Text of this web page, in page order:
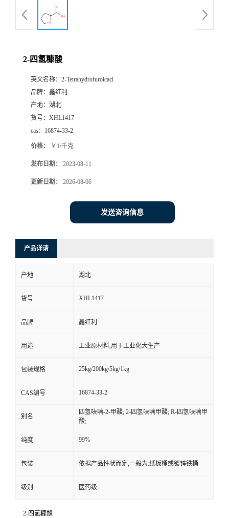
2-四氢糠酸
英文名称： 2-Tetrahydrofuroicaci
品牌： 鑫红利
产地： 湖北
货号： XHL1417
cas： 16874-33-2
价格： ￥1/千克
发布日期： 2023-08-11
更新日期： 2026-08-06
发送咨询信息
产品详请
产地 湖北
货号 XHL1417
品牌 鑫红利
用途 工业原材料,用于工业化大生产
包装规格 25kg/200kg/5kg/1kg
CAS编号 16874-33-2
别名
四氢呋喃-2-甲酸; 2-四氢呋喃甲酸; R-四氢呋喃甲
酸;
纯度 99%
包装 依据产品性状而定,一般为:纸板桶或镀锌铁桶
级别 医药级
2-四氢糠酸